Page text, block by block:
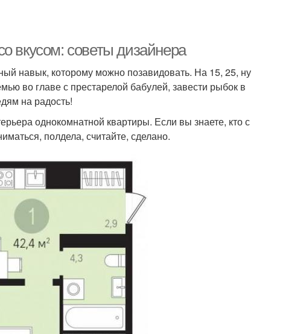
вкусом: советы дизайнера
навык, которому можно позавидовать. На 15, 25, ну
во главе с престарелой бабулей, завести рыбок в
на радость!
однокомнатной квартиры. Если вы знаете, кто с
полдела, считайте, сделано.